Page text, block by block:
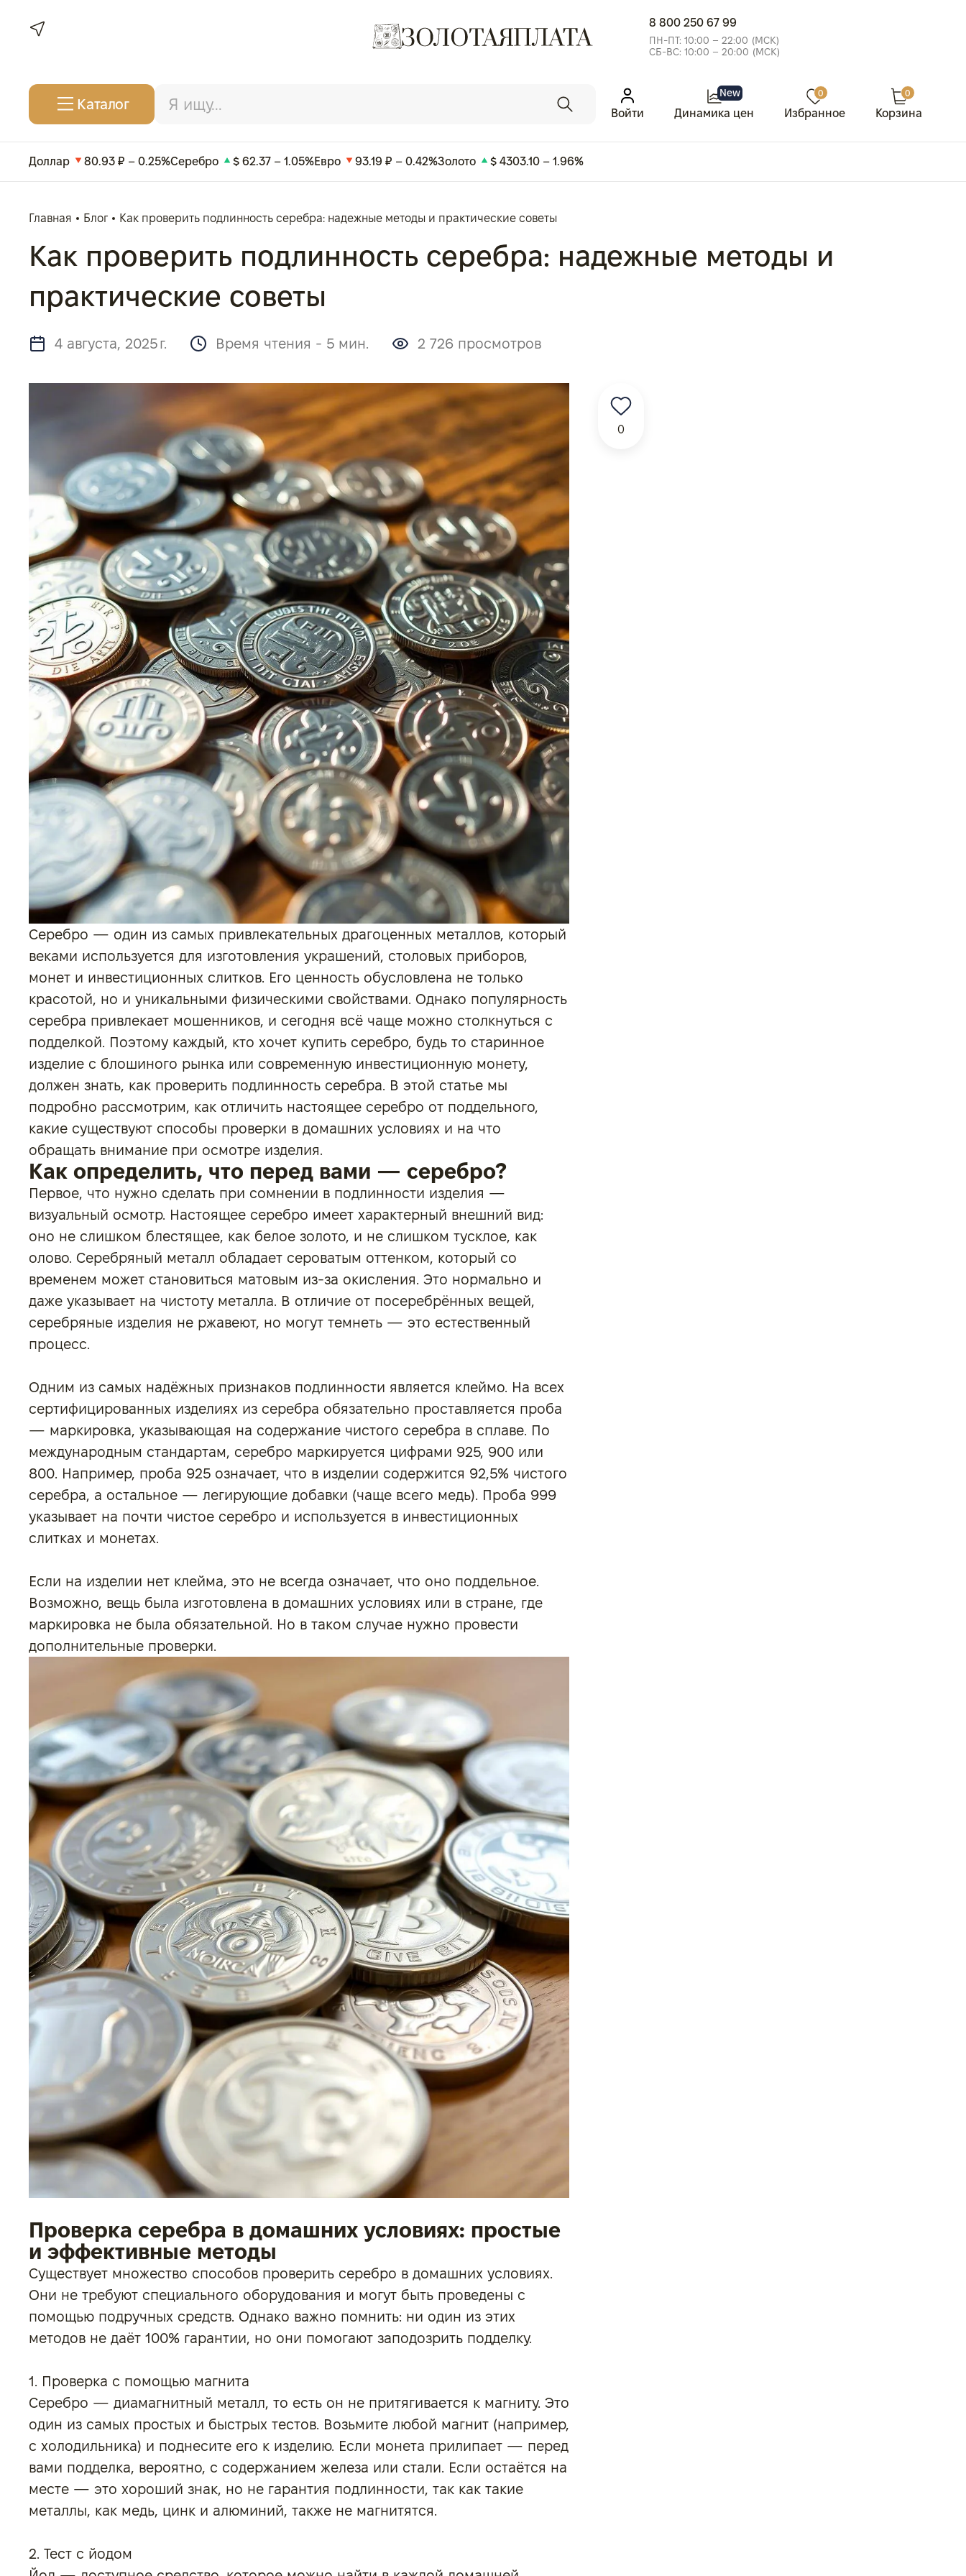
8 800 250 67 99
ПН-ПТ: 10:00 – 22:00 (МСК)
СБ-ВС: 10:00 – 20:00 (МСК)
Каталог
Войти
New
Динамика цен
0
Избранное
0
Корзина
Доллар 80.93 ₽ – 0.25%Серебро $ 62.37 – 1.05%Евро 93.19 ₽ – 0.42%Золото $ 4303.10 – 1.96%
Главная Блог Как проверить подлинность серебра: надежные методы и практические советы
Как проверить подлинность серебра: надежные методы и
практические советы
4 августа, 2025 г. Время чтения - 5 мин. 2 726 просмотров
Серебро — один из самых привлекательных драгоценных металлов, который
веками используется для изготовления украшений, столовых приборов,
монет и инвестиционных слитков. Его ценность обусловлена не только
красотой, но и уникальными физическими свойствами. Однако популярность
серебра привлекает мошенников, и сегодня всё чаще можно столкнуться с
подделкой. Поэтому каждый, кто хочет купить серебро, будь то старинное
изделие с блошиного рынка или современную инвестиционную монету,
должен знать, как проверить подлинность серебра. В этой статье мы
подробно рассмотрим, как отличить настоящее серебро от поддельного,
какие существуют способы проверки в домашних условиях и на что
обращать внимание при осмотре изделия.
Как определить, что перед вами — серебро?
Первое, что нужно сделать при сомнении в подлинности изделия —
визуальный осмотр. Настоящее серебро имеет характерный внешний вид:
оно не слишком блестящее, как белое золото, и не слишком тусклое, как
олово. Серебряный металл обладает сероватым оттенком, который со
временем может становиться матовым из-за окисления. Это нормально и
даже указывает на чистоту металла. В отличие от посеребрённых вещей,
серебряные изделия не ржавеют, но могут темнеть — это естественный
процесс.
Одним из самых надёжных признаков подлинности является клеймо. На всех
сертифицированных изделиях из серебра обязательно проставляется проба
— маркировка, указывающая на содержание чистого серебра в сплаве. По
международным стандартам, серебро маркируется цифрами 925, 900 или
800. Например, проба 925 означает, что в изделии содержится 92,5% чистого
серебра, а остальное — легирующие добавки (чаще всего медь). Проба 999
указывает на почти чистое серебро и используется в инвестиционных
слитках и монетах.
Если на изделии нет клейма, это не всегда означает, что оно поддельное.
Возможно, вещь была изготовлена в домашних условиях или в стране, где
маркировка не была обязательной. Но в таком случае нужно провести
дополнительные проверки.
Проверка серебра в домашних условиях: простые
и эффективные методы
Существует множество способов проверить серебро в домашних условиях.
Они не требуют специального оборудования и могут быть проведены с
помощью подручных средств. Однако важно помнить: ни один из этих
методов не даёт 100% гарантии, но они помогают заподозрить подделку.
1. Проверка с помощью магнита
Серебро — диамагнитный металл, то есть он не притягивается к магниту. Это
один из самых простых и быстрых тестов. Возьмите любой магнит (например,
с холодильника) и поднесите его к изделию. Если монета прилипает — перед
вами подделка, вероятно, с содержанием железа или стали. Если остаётся на
месте — это хороший знак, но не гарантия подлинности, так как такие
металлы, как медь, цинк и алюминий, также не магнитятся.
2. Тест с йодом
0